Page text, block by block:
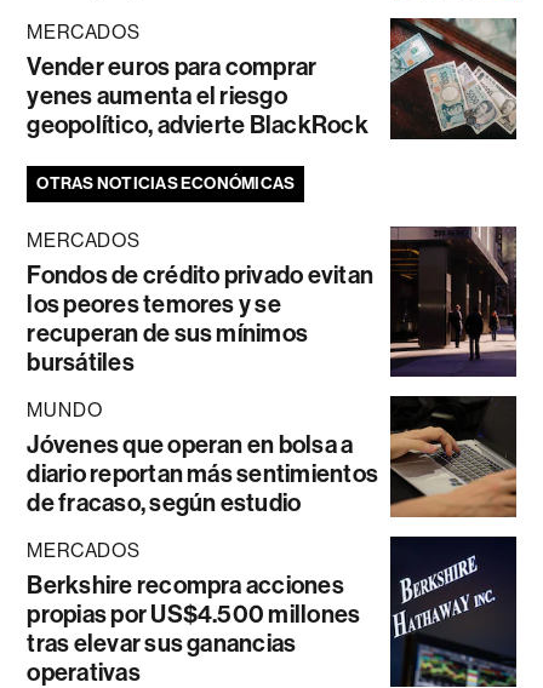
MERCADOS
Vender euros para comprar
yenes aumenta el riesgo
geopolítico, advierte BlackRock
OTRAS NOTICIAS ECONÓMICAS
MERCADOS
Fondos de crédito privado evitan
los peores temores y se
recuperan de sus mínimos
bursátiles
MUNDO
Jóvenes que operan en bolsa a
diario reportan más sentimientos
de fracaso, según estudio
MERCADOS
Berkshire recompra acciones
propias por US$4.500 millones
tras elevar sus ganancias
operativas